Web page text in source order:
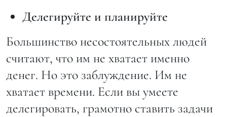
Делегируйте и планируйте
Большинство несостоятельных людей
считают, что им не хватает именно
денег. Но это заблуждение. Им не
хватает времени. Если вы умеете
делегировать, грамотно ставить задачи